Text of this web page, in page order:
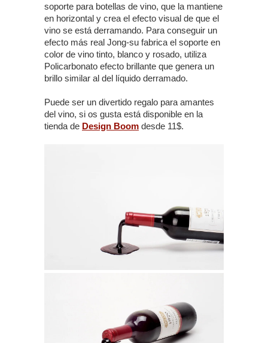
soporte para botellas de vino, que la mantiene
en horizontal y crea el efecto visual de que el
vino se está derramando. Para conseguir un
efecto más real Jong-su fabrica el soporte en
color de vino tinto, blanco y rosado, utiliza
Policarbonato efecto brillante que genera un
brillo similar al del líquido derramado.
Puede ser un divertido regalo para amantes
del vino, si os gusta está disponible en la
tienda de Design Boom desde 11$.